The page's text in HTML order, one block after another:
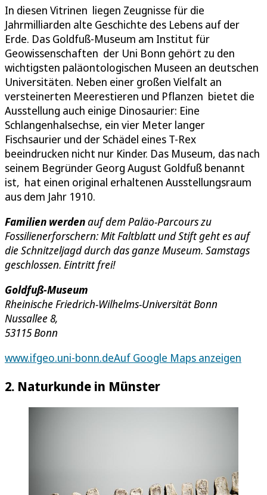
In diesen Vitrinen liegen Zeugnisse für die
Jahrmilliarden alte Geschichte des Lebens auf der
Erde. Das Goldfuß-Museum am Institut für
Geowissenschaften der Uni Bonn gehört zu den
wichtigsten paläontologischen Museen an deutschen
Universitäten. Neben einer großen Vielfalt an
versteinerten Meerestieren und Pflanzen bietet die
Ausstellung auch einige Dinosaurier: Eine
Schlangenhalsechse, ein vier Meter langer
Fischsaurier und der Schädel eines T-Rex
beeindrucken nicht nur Kinder. Das Museum, das nach
seinem Begründer Georg August Goldfuß benannt
ist, hat einen original erhaltenen Ausstellungsraum
aus dem Jahr 1910.
Familien werdenauf dem Paläo-Parcours zu
Fossilienerforschern: Mit Faltblatt und Stift geht es auf
die Schnitzeljagd durch das ganze Museum. Samstags
geschlossen. Eintritt frei!
Goldfuß-Museum
Rheinische Friedrich-Wilhelms-Universität Bonn
Nussallee 8,
53115 Bonn
www.ifgeo.uni-bonn.deAuf Google Maps anzeigen
2. Naturkunde in Münster